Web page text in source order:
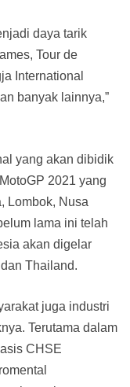
daya tarik
Tour de
International
banyak lainnya,”
yang akan dibidik
2021 yang
Lombok, Nusa
lama ini telah
akan digelar
Thailand.
juga industri
Terutama dalam
CHSE